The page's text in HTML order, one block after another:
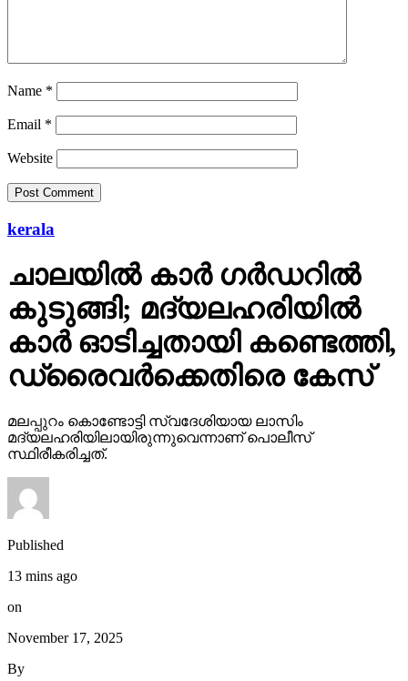
Name *
Email *
Website
kerala
ചാലയിൽ കാർ ഗർഡറിൽ
കുടുങ്ങി; മദ്യലഹരിയിൽ
കാർ ഓടിച്ചതായി കണ്ടെത്തി,
ഡ്രൈവർക്കെതിരെ കേസ്
മലപ്പുറം കൊണ്ടോട്ടി സ്വദേശിയായ ലാസിം
മദ്യലഹരിയിലായിരുന്നുവെന്നാണ് പൊലീസ്
സ്ഥിരീകരിച്ചത്.
Published
13 mins ago
on
November 17, 2025
By